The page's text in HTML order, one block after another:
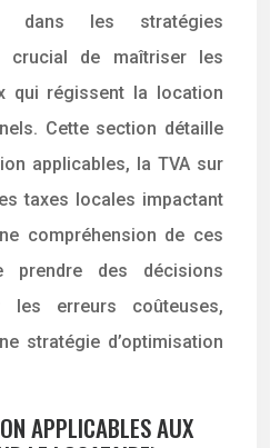
dans les stratégies
crucial de maîtriser les
qui régissent la location
Cette section détaille
applicables, la TVA sur
taxes locales impactant
compréhension de ces
prendre des décisions
les erreurs coûteuses,
stratégie d’optimisation
APPLICABLES AUX